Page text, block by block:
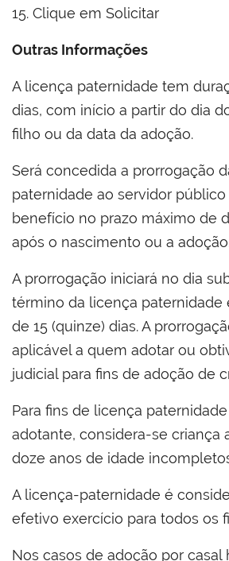
15. Clique em Solicitar
Outras Informações
A licença paternidade tem
dias, com início a partir do dia
filho ou da data da adoção.
Será concedida a prorrogação
paternidade ao servidor
benefício no prazo máximo de
após o nascimento ou a
A prorrogação iniciará no dia
término da licença paternidade
de 15 (quinze) dias. A
aplicável a quem adotar ou
judicial para fins de adoção de
Para fins de licença
adotante, considera-se criança
doze anos de idade
A licença-paternidade é
efetivo exercício para todos os
Nos casos de adoção por